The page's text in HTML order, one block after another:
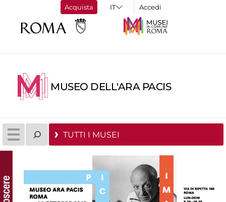
Acquista Accedi
MUSEO DELL'ARA PACIS
TUTTI I MUSEI